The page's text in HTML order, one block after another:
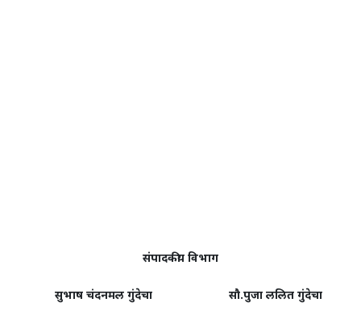
संपादकीय विभाग
सुभाष चंदनमल गुंदेचा सौ.पुजा ललित गुंदेचा